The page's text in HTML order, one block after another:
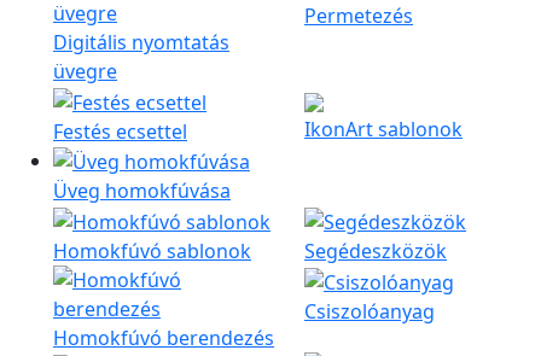
Digitális nyomtatás
üvegre
Permetezés
Festés ecsettel IkonArt sablonok
Üveg homokfúvása
Homokfúvó sablonok Segédeszközök
Homokfúvó berendezés
Csiszolóanyag